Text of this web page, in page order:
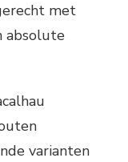
met
absolute
varianten